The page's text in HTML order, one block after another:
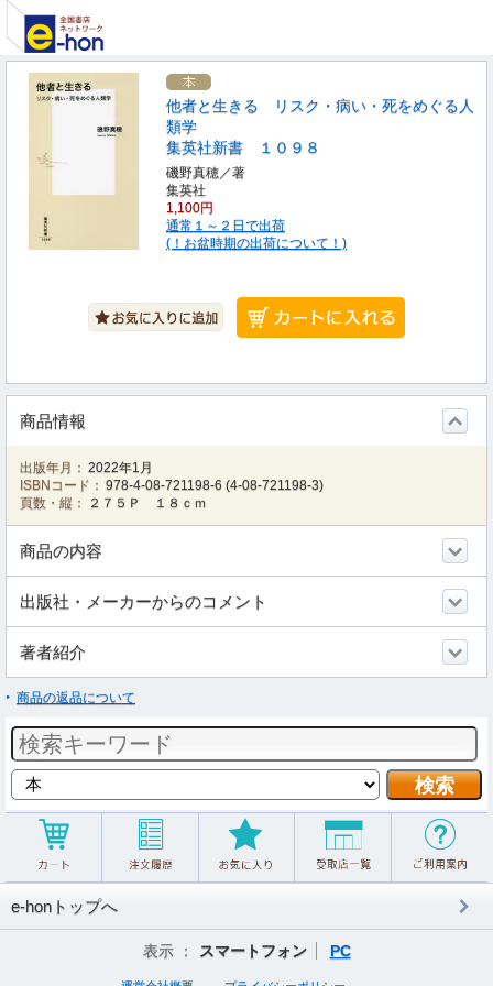
他者と生きる リスク・病い・死をめぐる人
類学
集英社新書 １０９８
磯野真穂／著
集英社
1,100円
通常１～２日で出荷
(！お盆時期の出荷について！)
商品情報
出版年月： 2022年1月
ISBNコード： 978-4-08-721198-6 (4-08-721198-3)
頁数・縦：
２７５Ｐ １８ｃｍ
商品の内容
出版社・メーカーからのコメント
著者紹介
商品の返品について
e-honトップへ
表示 ： スマートフォン PC